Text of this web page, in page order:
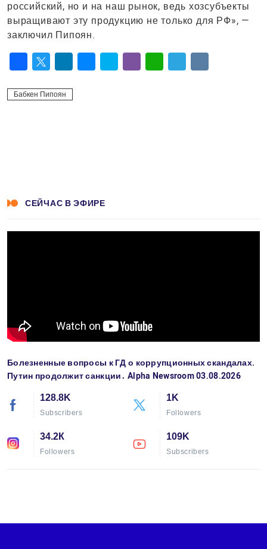
российский, но и на наш рынок, ведь хозсубъекты
выращивают эту продукцию не только для РФ», —
заключил Пипоян.
Бабкен Пипоян
СЕЙЧАС В ЭФИРЕ
Болезненные вопросы к ГД о коррупционных скандалах.
Путин продолжит санкции․ Alpha Newsroom 03.08.2026
128.8K
Subscribers
1K
Followers
34.2К
Followers
109K
Subscribers